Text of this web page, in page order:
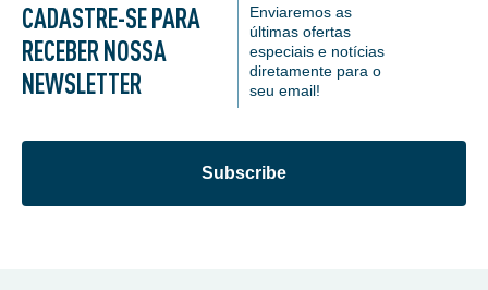
CADASTRE-SE PARA
RECEBER NOSSA
NEWSLETTER
Enviaremos as
últimas ofertas
especiais e notícias
diretamente para o
seu email!
Subscribe